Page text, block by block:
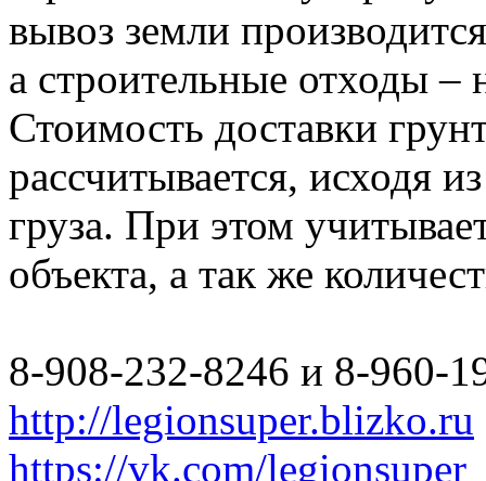
вывоз земли
а строительные отходы –
Стоимость доставки
рассчитывается, исходя
груза. При этом
объекта, а так же
8-908-232-8246 и 8-960-
http://legionsuper.blizko.ru
https://vk.com/legionsuper